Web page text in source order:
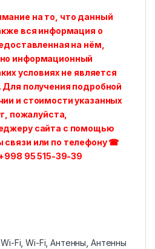
на то, что данный
вся информация о
на нём,
информационный
условиях не является
Для получения подробной
и стоимости указанных
пожалуйста,
сайта с помощью
или по телефону☎
95 515-39-39
Wi-Fi,Wi-Fi,Антенны, Антенны